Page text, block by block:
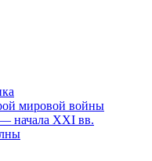
мировой войны
начала XXI вв.